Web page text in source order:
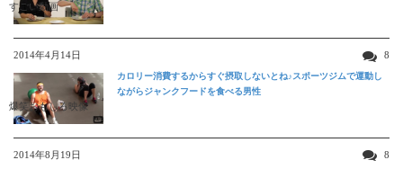
すごい動画
2014年4月14日 8
爆笑おもしろ映像
カロリー消費するからすぐ摂取しないとね♪スポーツジムで運動し
ながらジャンクフードを食べる男性
2014年8月19日 8